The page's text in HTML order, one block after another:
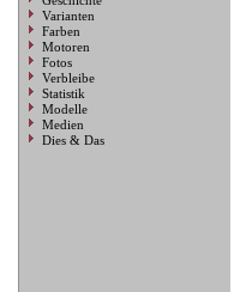
Varianten
Farben
Motoren
Fotos
Verbleibe
Statistik
Modelle
Medien
Dies & Das